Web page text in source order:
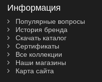
Информация
Популярные вопросы
История бренда
Скачать каталог
Сертификаты
Все коллекции
Наши магазины
Карта сайта